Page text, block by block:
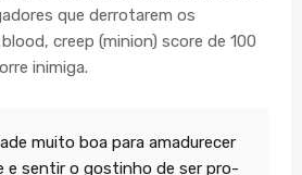
que derrotarem os
creep (minion) score de 100
inimiga.
muito boa para amadurecer
e sentir o gostinho de ser pro-